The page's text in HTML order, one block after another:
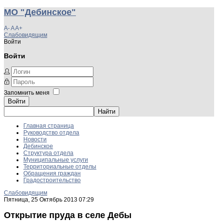
МО "Дебинское"
A-AA+
Слабовидящим
Войти
Войти
Запомнить меня
Войти
Главная страница
Руководство отдела
Новости
Дебинское
Структура отдела
Муниципальные услуги
Территориальные отделы
Обращения граждан
Градостроительство
Слабовидящим
Пятница, 25 Октябрь 2013 07:29
Открытие пруда в селе Дебы